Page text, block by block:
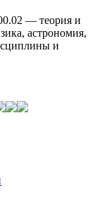
— теория и
астрономия,
и